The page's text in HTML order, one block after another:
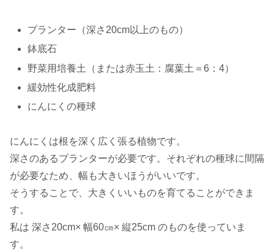
プランター（深さ20cm以上のもの）
鉢底石
野菜用培養土（または赤玉土：腐葉土＝6：4）
緩効性化成肥料
にんにくの種球
にんにくは根を深く広く張る植物です。
深さのあるプランターが必要です。それぞれの種球に間隔
が必要なため、幅も大きいほうがいいです。
そうすることで、大きくいいものを育てることができま
す。
私は 深さ20cm× 幅60㎝× 縦25cm のものを使っていま
す。